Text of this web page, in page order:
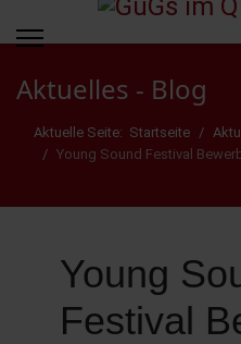
Aktuelles - Blog
Aktuelle Seite: Startseite
Young Sound Festival
Young
Festival